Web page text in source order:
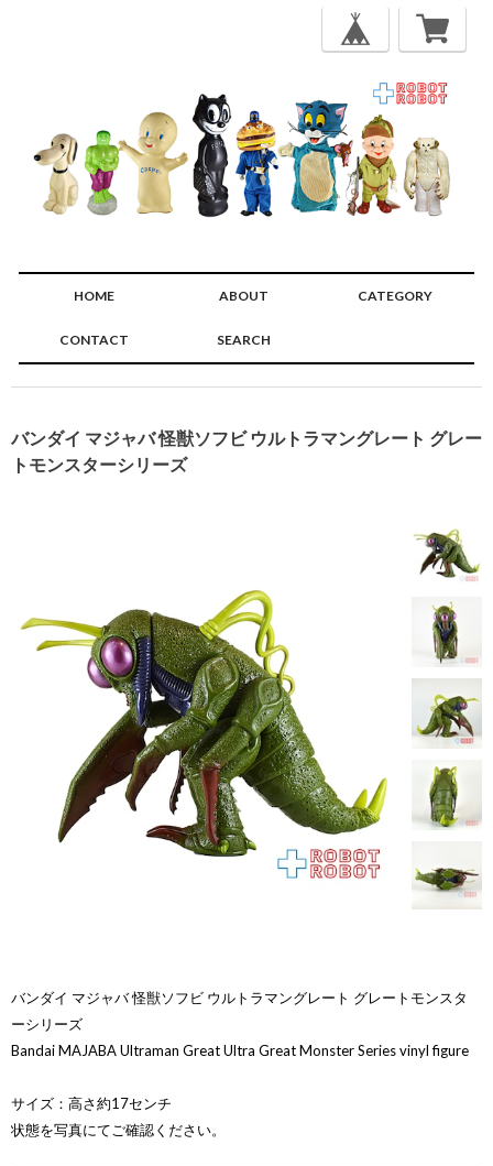
HOME ABOUT CATEGORY
CONTACT SEARCH
バンダイ マジャバ 怪獣ソフビ ウルトラマングレート グレー
トモンスターシリーズ
バンダイ マジャバ 怪獣ソフビ ウルトラマングレート グレートモンスタ
ーシリーズ
Bandai MAJABA Ultraman Great Ultra Great Monster Series vinyl figure
サイズ：高さ約17センチ
状態を写真にてご確認ください。